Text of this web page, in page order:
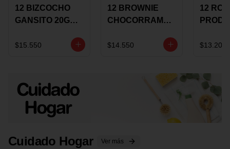
12 BIZCOCHO
GANSITO 20G
MERMELADA
$15.550
12 BROWNIE
CHOCORRAMO
X 20 GRS
$14.550
12
X 15
$13.200
Cuidado Hogar Ver más